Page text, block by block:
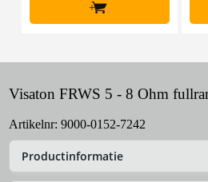
+
Visaton FRWS 5 - 8 Ohm
Artikelnr: 9000-0152-7242
Productinformatie